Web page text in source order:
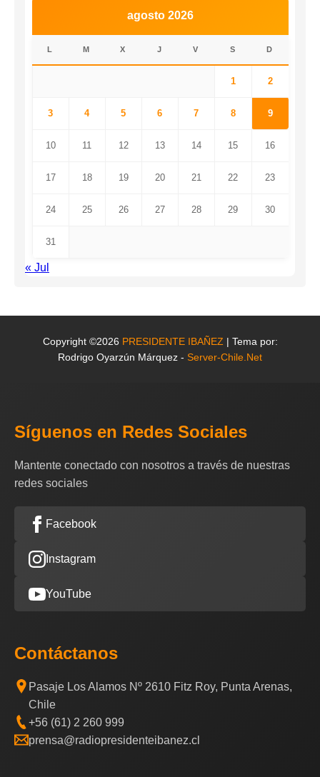
agosto 2026
L M X J V S D
1 2
3 4 5 6 7 8 9
10 11 12 13 14 15 16
17 18 19 20 21 22 23
24 25 26 27 28 29 30
31
« Jul
Copyright ©2026 PRESIDENTE IBAÑEZ | Tema por:
Rodrigo Oyarzún Márquez - Server-Chile.Net
Síguenos en Redes Sociales
Mantente conectado con nosotros a través de nuestras
redes sociales
Facebook
Instagram
YouTube
Contáctanos
Pasaje Los Alamos Nº 2610 Fitz Roy, Punta Arenas,
Chile
+56 (61) 2 260 999
prensa@radiopresidenteibanez.cl